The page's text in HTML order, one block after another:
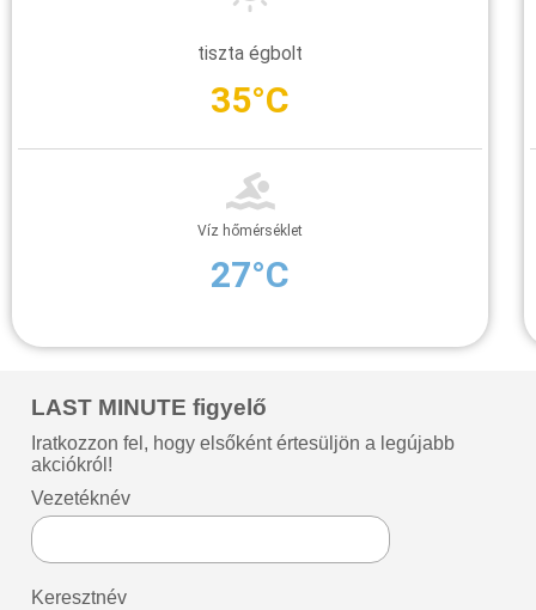
tiszta égbolt
35°C
Víz hőmérséklet
27°C
LAST MINUTE figyelő
Iratkozzon fel, hogy elsőként értesüljön a legújabb
akciókról!
Vezetéknév
Keresztnév